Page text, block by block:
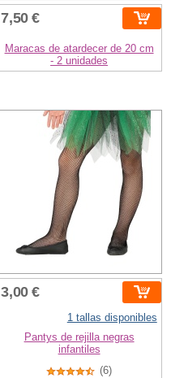
7,50 €
Maracas de atardecer de 20 cm
- 2 unidades
3,00 €
1 tallas disponibles
Pantys de rejilla negras
infantiles
(6)